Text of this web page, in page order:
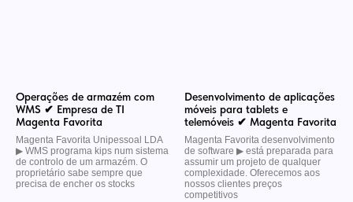
Operações de armazém com
WMS ✔ Empresa de TI
Magenta Favorita
Magenta Favorita Unipessoal LDA
▶︎ WMS programa kips num sistema
de controlo de um armazém. O
proprietário sabe sempre que
precisa de encher os stocks
Desenvolvimento de aplicações
móveis para tablets e
telemóveis ✔ Magenta Favorita
Magenta Favorita desenvolvimento
de software ▶︎ está preparada para
assumir um projeto de qualquer
complexidade. Oferecemos aos
nossos clientes preços
competitivos